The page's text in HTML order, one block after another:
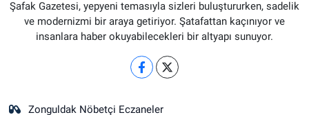
Şafak Gazetesi, yepyeni temasıyla sizleri buluştururken, sadelik
ve modernizmi bir araya getiriyor. Şatafattan kaçınıyor ve
insanlara haber okuyabilecekleri bir altyapı sunuyor.
Zonguldak Nöbetçi Eczaneler